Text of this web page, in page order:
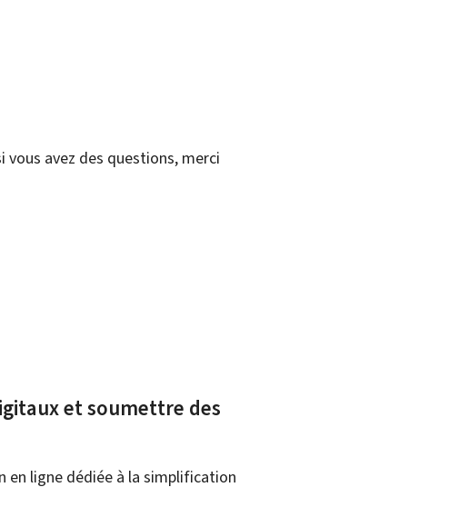
avez des questions, merci
et soumettre des
en ligne dédiée à la simplification